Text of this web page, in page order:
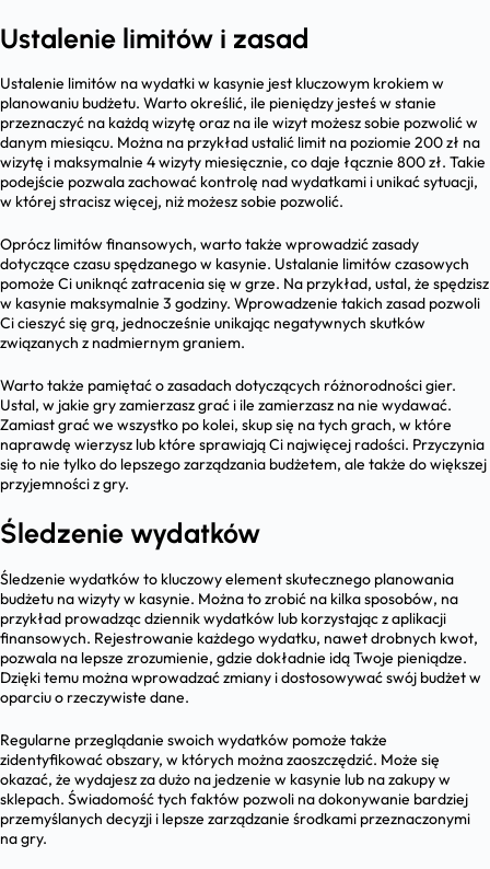
Ustalenie limitów i zasad
Ustalenie limitów na wydatki w kasynie jest kluczowym krokiem w
planowaniu budżetu. Warto określić, ile pieniędzy jesteś w stanie
przeznaczyć na każdą wizytę oraz na ile wizyt możesz sobie pozwolić w
danym miesiącu. Można na przykład ustalić limit na poziomie 200 zł na
wizytę i maksymalnie 4 wizyty miesięcznie, co daje łącznie 800 zł. Takie
podejście pozwala zachować kontrolę nad wydatkami i unikać sytuacji,
w której stracisz więcej, niż możesz sobie pozwolić.
Oprócz limitów finansowych, warto także wprowadzić zasady
dotyczące czasu spędzanego w kasynie. Ustalanie limitów czasowych
pomoże Ci uniknąć zatracenia się w grze. Na przykład, ustal, że spędzisz
w kasynie maksymalnie 3 godziny. Wprowadzenie takich zasad pozwoli
Ci cieszyć się grą, jednocześnie unikając negatywnych skutków
związanych z nadmiernym graniem.
Warto także pamiętać o zasadach dotyczących różnorodności gier.
Ustal, w jakie gry zamierzasz grać i ile zamierzasz na nie wydawać.
Zamiast grać we wszystko po kolei, skup się na tych grach, w które
naprawdę wierzysz lub które sprawiają Ci najwięcej radości. Przyczynia
się to nie tylko do lepszego zarządzania budżetem, ale także do większej
przyjemności z gry.
Śledzenie wydatków
Śledzenie wydatków to kluczowy element skutecznego planowania
budżetu na wizyty w kasynie. Można to zrobić na kilka sposobów, na
przykład prowadząc dziennik wydatków lub korzystając z aplikacji
finansowych. Rejestrowanie każdego wydatku, nawet drobnych kwot,
pozwala na lepsze zrozumienie, gdzie dokładnie idą Twoje pieniądze.
Dzięki temu można wprowadzać zmiany i dostosowywać swój budżet w
oparciu o rzeczywiste dane.
Regularne przeglądanie swoich wydatków pomoże także
zidentyfikować obszary, w których można zaoszczędzić. Może się
okazać, że wydajesz za dużo na jedzenie w kasynie lub na zakupy w
sklepach. Świadomość tych faktów pozwoli na dokonywanie bardziej
przemyślanych decyzji i lepsze zarządzanie środkami przeznaczonymi
na gry.